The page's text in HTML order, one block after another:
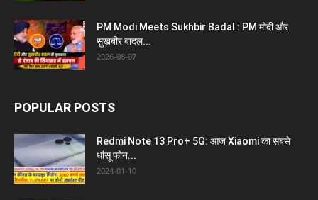
PM Modi Meets Sukhbir Badal : PM मोदी और
सुखबीर बादल...
2026-08-07
POPULAR POSTS
Redmi Note 13 Pro+ 5G: आज Xiaomi का सबसे
धांसू फोन...
2024-01-10